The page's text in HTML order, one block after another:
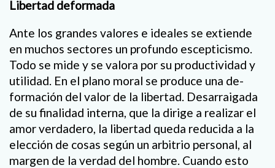
Libertad deformada
Ante los grandes valores e ideales se extiende
en muchos sectores un profundo escepticismo.
Todo se mide y se valora por su productividad y
utilidad. En el plano moral se produce una de-
formación del valor de la libertad. Desarraigada
de su finalidad interna, que la dirige a realizar el
amor verdadero, la libertad queda reducida a la
elección de cosas según un arbitrio personal, al
margen de la verdad del hombre. Cuando esto